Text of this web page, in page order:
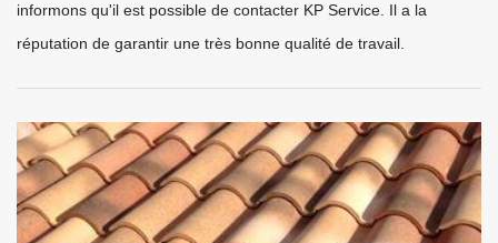
informons qu'il est possible de contacter KP Service. Il a la
réputation de garantir une très bonne qualité de travail.